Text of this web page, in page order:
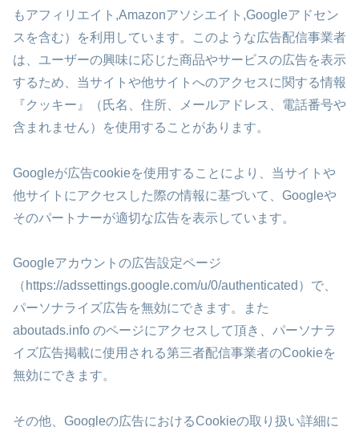
もアフィリエイト,Amazonアソシエイト,Googleアドセン
スを含む）を利用しています。このような広告配信事業者
は、ユーザーの興味に応じた商品やサービスの広告を表示
するため、当サイトや他サイトへのアクセスに関する情報
『クッキー』（氏名、住所、メールアドレス、電話番号や
含まれません）を使用することがあります。
Googleが広告cookieを使用することにより、当サイトや
他サイトにアクセスした際の情報に基づいて、Googleや
そのパートナーが適切な広告を表示しています。
Googleアカウントの広告設定ページ
（https://adssettings.google.com/u/0/authenticated）で、
パーソナライズ広告を無効にできます。また
aboutads.info のページにアクセスして頂き、パーソナラ
イズ広告掲載に使用される第三者配信事業者のCookieを
無効にできます。
その他、Googleの広告におけるCookieの取り扱い詳細に